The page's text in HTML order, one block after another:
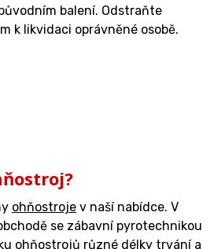
balení. Odstraňte
k likvidaci oprávněné osobě.
ohňostroje v naší nabídce. V
se zábavní pyrotechnikou
ohňostrojů různé délky trvání a